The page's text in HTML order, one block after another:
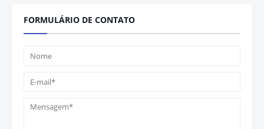
FORMULÁRIO DE CONTATO